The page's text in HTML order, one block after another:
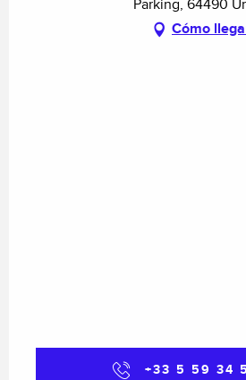
Parking, 64490
Cómo
+33 5 59 34